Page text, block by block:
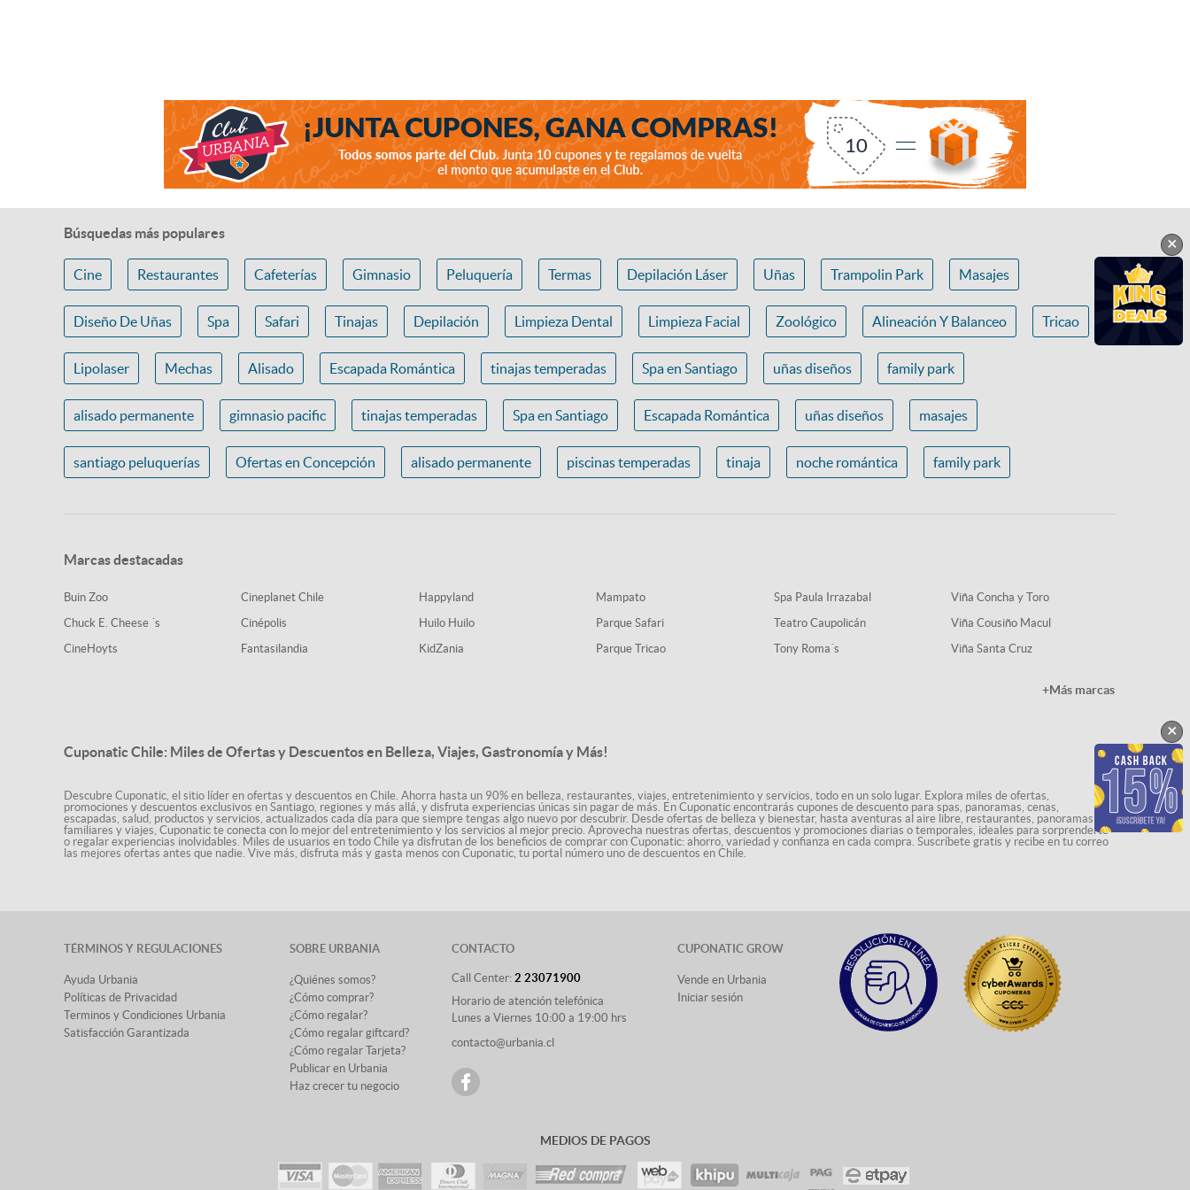
Búsquedas más populares
Cine Restaurantes Cafeterías Gimnasio Peluquería Termas Depilación Láser Uñas Trampolin Park Masajes
Diseño De Uñas Spa Safari Tinajas Depilación Limpieza Dental Limpieza Facial Zoológico Alineación Y Balanceo Tricao
Lipolaser Mechas Alisado Escapada Romántica tinajas temperadas Spa en Santiago uñas diseños family park
alisado permanente gimnasio pacific tinajas temperadas Spa en Santiago Escapada Romántica uñas diseños masajes
santiago peluquerías Ofertas en Concepción alisado permanente piscinas temperadas tinaja noche romántica family park
Marcas destacadas
Buin Zoo
Chuck E. Cheese ´s
CineHoyts
Cineplanet Chile
Cinépolis
Fantasilandia
Happyland
Huilo Huilo
KidZania
Mampato
Parque Safari
Parque Tricao
Spa Paula Irrazabal
Teatro Caupolicán
Tony Roma´s
Viña Concha y Toro
Viña Cousiño Macul
Viña Santa Cruz
+Más marcas
Cuponatic Chile: Miles de Ofertas y Descuentos en Belleza, Viajes, Gastronomía y Más!
Descubre Cuponatic, el sitio líder en ofertas y descuentos en Chile. Ahorra hasta un 90% en belleza, restaurantes, viajes, entretenimiento y servicios, todo en un solo lugar. Explora miles de ofertas,
promociones y descuentos exclusivos en Santiago, regiones y más allá, y disfruta experiencias únicas sin pagar de más. En Cuponatic encontrarás cupones de descuento para spas, panoramas, cenas,
escapadas, salud, productos y servicios, actualizados cada día para que siempre tengas algo nuevo por descubrir. Desde ofertas de belleza y bienestar, hasta aventuras al aire libre, restaurantes, panoramas
familiares y viajes, Cuponatic te conecta con lo mejor del entretenimiento y los servicios al mejor precio. Aprovecha nuestras ofertas, descuentos y promociones diarias o temporales, ideales para sorprenderte
o regalar experiencias inolvidables. Miles de usuarios en todo Chile ya disfrutan de los beneficios de comprar con Cuponatic: ahorro, variedad y confianza en cada compra. Suscríbete gratis y recibe en tu correo
las mejores ofertas antes que nadie. Vive más, disfruta más y gasta menos con Cuponatic, tu portal número uno de descuentos en Chile.
TÉRMINOS Y REGULACIONES
Ayuda Urbania
Políticas de Privacidad
Terminos y Condiciones Urbania
Satisfacción Garantizada
SOBRE URBANIA
¿Quiénes somos?
¿Cómo comprar?
¿Cómo regalar?
¿Cómo regalar giftcard?
¿Cómo regalar Tarjeta?
Publicar en Urbania
Haz crecer tu negocio
CONTACTO
Call Center: 2 23071900
Horario de atención telefónica
Lunes a Viernes 10:00 a 19:00 hrs
contacto@urbania.cl
CUPONATIC GROW
Vende en Urbania
Iniciar sesión
MEDIOS DE PAGOS
×
×